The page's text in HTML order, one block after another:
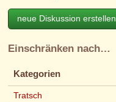
neue Diskussion erstellen
Einschränken nach…
Kategorien
Tratsch